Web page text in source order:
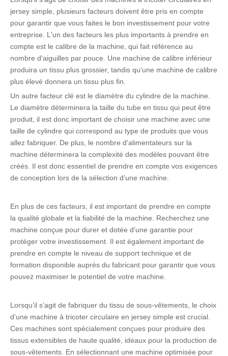
jersey simple, plusieurs facteurs doivent être pris en compte
pour garantir que vous faites le bon investissement pour votre
entreprise. L'un des facteurs les plus importants à prendre en
compte est le calibre de la machine, qui fait référence au
nombre d'aiguilles par pouce. Une machine de calibre inférieur
produira un tissu plus grossier, tandis qu’une machine de calibre
plus élevé donnera un tissu plus fin.
Un autre facteur clé est le diamètre du cylindre de la machine.
Le diamètre déterminera la taille du tube en tissu qui peut être
produit, il est donc important de choisir une machine avec une
taille de cylindre qui correspond au type de produits que vous
allez fabriquer. De plus, le nombre d'alimentateurs sur la
machine déterminera la complexité des modèles pouvant être
créés. Il est donc essentiel de prendre en compte vos exigences
de conception lors de la sélection d'une machine.
En plus de ces facteurs, il est important de prendre en compte
la qualité globale et la fiabilité de la machine. Recherchez une
machine conçue pour durer et dotée d’une garantie pour
protéger votre investissement. Il est également important de
prendre en compte le niveau de support technique et de
formation disponible auprès du fabricant pour garantir que vous
pouvez maximiser le potentiel de votre machine.
Lorsqu’il s’agit de fabriquer du tissu de sous-vêtements, le choix
d’une machine à tricoter circulaire en jersey simple est crucial.
Ces machines sont spécialement conçues pour produire des
tissus extensibles de haute qualité, idéaux pour la production de
sous-vêtements. En sélectionnant une machine optimisée pour